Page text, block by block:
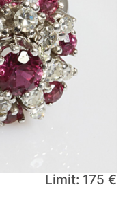
Limit: 175 €